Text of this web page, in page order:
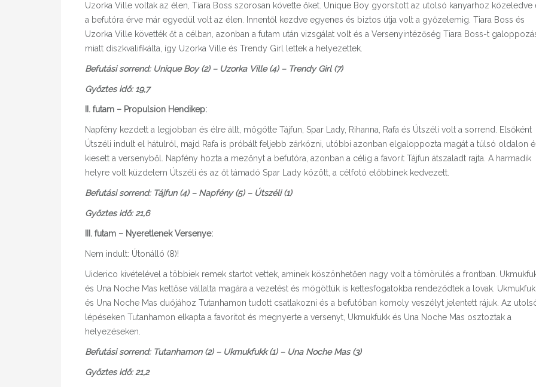
Uzorka Ville voltak az élen, Tiara Boss szorosan követte őket. Unique Boy gyorsított az utolsó kanyarhoz közeledve
a befutóra érve már egyedül volt az élen. Innentől kezdve egyenes és biztos útja volt a győzelemig. Tiara Boss és
Uzorka Ville követték őt a célban, azonban a futam után vizsgálat volt és a Versenyintézőség Tiara Boss-t
miatt diszkvalifikálta, így Uzorka Ville és Trendy Girl lettek a helyezettek.
Befutási sorrend: Unique Boy (2) – Uzorka Ville (4) – Trendy Girl (7)
Győztes idő: 19,7
II. futam – Propulsion Hendikep:
Napfény kezdett a legjobban és élre állt, mögötte Tájfun, Spar Lady, Rihanna, Rafa és Útszéli volt a sorrend. Elsőként
Útszéli indult el hátulról, majd Rafa is próbált feljebb zárkózni, utóbbi azonban elgaloppozta magát a túlsó oldalon
kiesett a versenyből. Napfény hozta a mezőnyt a befutóra, azonban a célig a favorit Tájfun átszaladt rajta. A harmadik
helyre volt küzdelem Útszéli és az őt támadó Spar Lady között, a célfotó előbbinek kedvezett.
Befutási sorrend: Tájfun (4) – Napfény (5) – Útszéli (1)
Győztes idő: 21,6
III. futam – Nyeretlenek Versenye:
Nem indult: Útonálló (8)!
Uiderico kivételével a többiek remek startot vettek, aminek köszönhetően nagy volt a tömörülés a frontban.
és Una Noche Mas kettőse vállalta magára a vezetést és mögöttük is kettesfogatokba rendeződtek a lovak.
és Una Noche Mas duójához Tutanhamon tudott csatlakozni és a befutóban komoly veszélyt jelentett rájuk. Az
lépéseken Tutanhamon elkapta a favoritot és megnyerte a versenyt, Ukmukfukk és Una Noche Mas osztoztak a
helyezéseken.
Befutási sorrend: Tutanhamon (2) – Ukmukfukk (1) – Una Noche Mas (3)
Győztes idő: 21,2